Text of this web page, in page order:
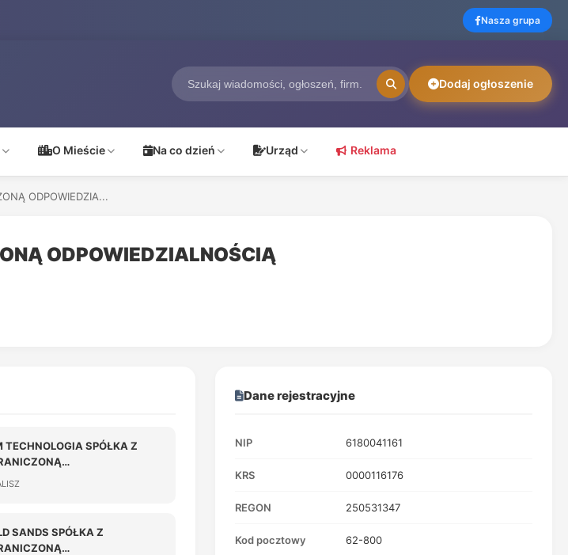
Nasza grupa
Dodaj ogłoszenie
O Mieście Na co dzień Urząd Reklama
ODPOWIEDZIA...
ODPOWIEDZIALNOŚCIĄ
TECHNOLOGIA SPÓŁKA Z
SANDS SPÓŁKA Z
Dane rejestracyjne
NIP 6180041161
KRS 0000116176
REGON 250531347
Kod pocztowy 62-800